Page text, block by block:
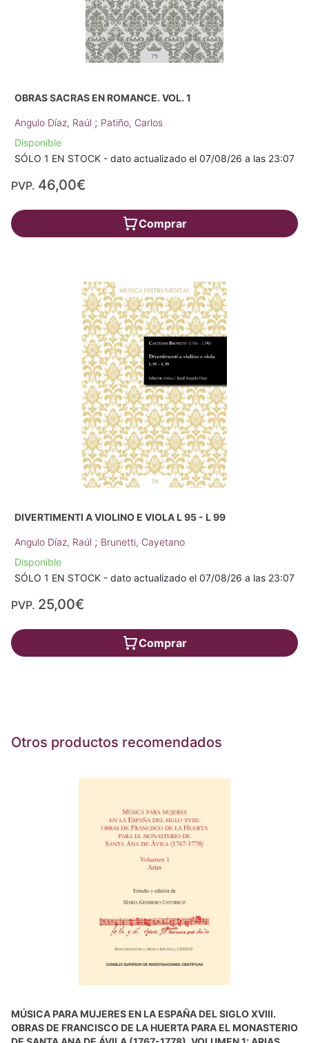
OBRAS SACRAS EN ROMANCE. VOL. 1
Angulo Díaz, Raúl ; Patiño, Carlos
Disponible
SÓLO 1 EN STOCK - dato actualizado el 07/08/26 a las 23:07
PVP. 46,00€
Comprar
DIVERTIMENTI A VIOLINO E VIOLA L 95 - L 99
Angulo Díaz, Raúl ; Brunetti, Cayetano
Disponible
SÓLO 1 EN STOCK - dato actualizado el 07/08/26 a las 23:07
PVP. 25,00€
Comprar
Otros productos recomendados
MÚSICA PARA MUJERES EN LA ESPAÑA DEL SIGLO XVIII.
OBRAS DE FRANCISCO DE LA HUERTA PARA EL MONASTERIO